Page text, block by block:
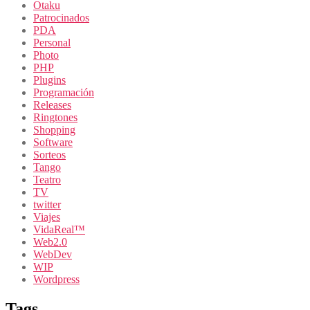
Otaku
Patrocinados
PDA
Personal
Photo
PHP
Plugins
Programación
Releases
Ringtones
Shopping
Software
Sorteos
Tango
Teatro
TV
twitter
Viajes
VidaReal™
Web2.0
WebDev
WIP
Wordpress